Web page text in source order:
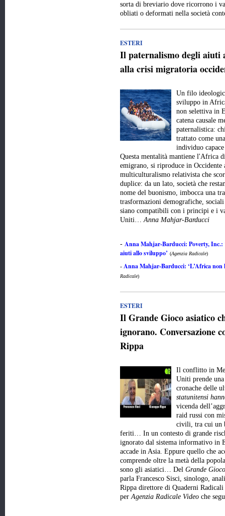
sorta di breviario dove ricorrono i
obliati o deformati nella società
ESTERI
Il paternalismo degli aiuti
alla crisi migratoria
Un filo
sviluppo in
non selettiva in
catena causale
paternalistica:
trattato come
individuo
Questa mentalità mantiene l'Africa
emigrano, si riproduce in Occidente
multiculturalismo relativista che
duplice: da un lato, società che
nome del buonismo, imbocca una
trasformazioni demografiche,
siano compatibili con i principi e i
Uniti…Anna Mahjar-Barducci
- Anna Mahjar-Barducci: Poverty, Inc.:
aiuti allo sviluppo’ (Agenzia Radicale)
- Anna Mahjar-Barducci: ‘L’Africa
Radicale)
ESTERI
Il Grande Gioco asiatico
ignorano. Conversazione
Rippa
Il conflitto in
Uniti prende
cronache delle
statunitensi
vicenda
raid russi con
civili, tra cui un
feriti… In un contesto di grande
ignorato dal sistema informativo in
accade in Asia. Eppure quello che
comprende oltre la metà della
sono gli asiatici… Del Grande
parla Francesco Sisci, sinologo,
Rippa direttore di Quaderni Radicali
perAgenzia Radicale Video che